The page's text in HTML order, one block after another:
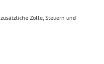
Zölle, Steuern und